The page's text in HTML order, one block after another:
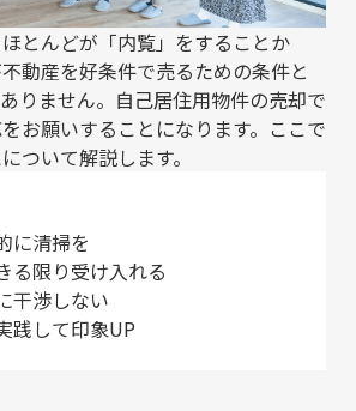
とんどが「内覧」をすることか
動産を好条件で売るための条件と
りません。自己居住用物件の売却で
お願いすることになります。ここで
ついて解説します。
に清掃を
る限り受け入れる
干渉しない
践して印象UP